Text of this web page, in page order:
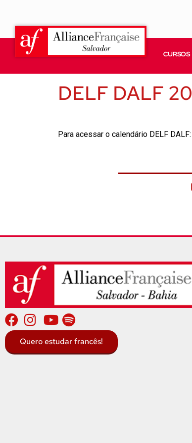
CURSOS
DELF DALF
Para acessar o calendário DELF DALF:
Quero estudar francês!